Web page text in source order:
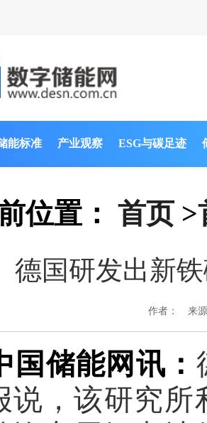
能标准 产业观察 ESG与碳足迹
位置： 首页 >
德国研发出新
作者： 来
储能网讯：
说，该研究所